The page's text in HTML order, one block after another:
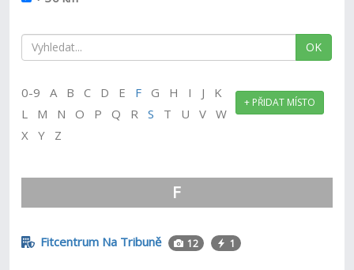
OK
+ PŘIDAT MÍSTO
0-9 A B C D E F G H I J K
L M N O P Q RS T U V W
X Y Z
F
Fitcentrum Na Tribuně 12 1